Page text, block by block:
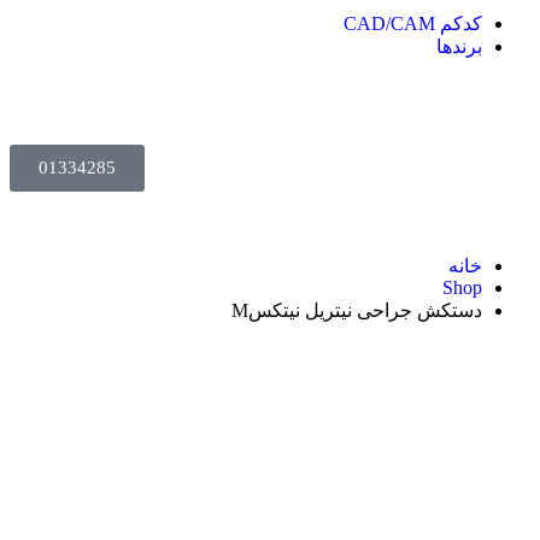
کدکم CAD/CAM
برندها
01334285
خانه
Shop
دستکش جراحی نیتریل نیتکسM